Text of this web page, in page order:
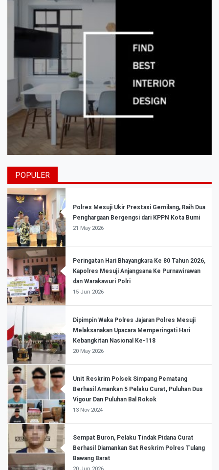
POPULER
Polres Mesuji Ukir Prestasi Gemilang, Raih Dua
Penghargaan Bergengsi dari KPPN Kota Bumi
21 May 2026
Peringatan Hari Bhayangkara Ke 80 Tahun 2026,
Kapolres Mesuji Anjangsana Ke Purnawirawan
dan Warakawuri Polri
15 Jun 2026
Dipimpin Waka Polres Jajaran Polres Mesuji
Melaksanakan Upacara Memperingati Hari
Kebangkitan Nasional Ke-118
20 May 2026
Unit Reskrim Polsek Simpang Pematang
Berhasil Amankan 5 Pelaku Curat, Puluhan Dus
Vigour Dan Puluhan Bal Rokok
13 Nov 2024
Sempat Buron, Pelaku Tindak Pidana Curat
Berhasil Diamankan Sat Reskrim Polres Tulang
Bawang Barat